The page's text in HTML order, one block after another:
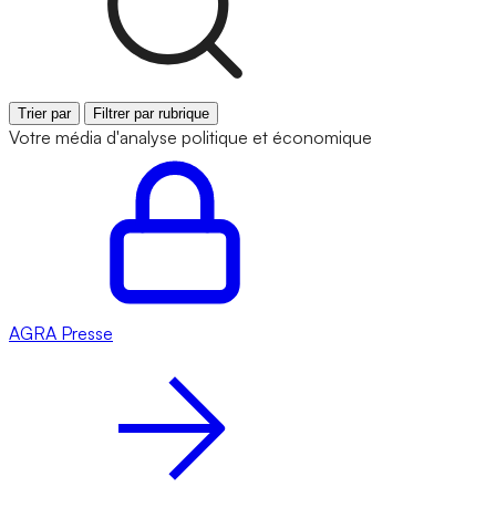
Trier par Filtrer par rubrique
Votre média d'analyse politique et économique
AGRA Presse